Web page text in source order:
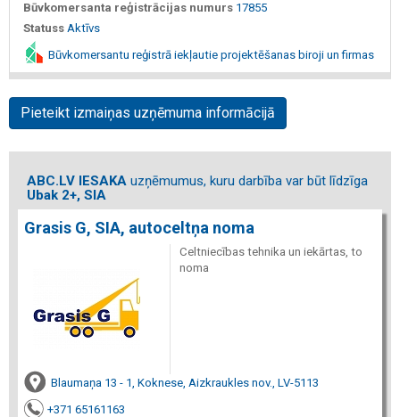
Būvkomersanta reģistrācijas numurs 17855
Statuss Aktīvs
Būvkomersantu reģistrā iekļautie projektēšanas biroji un firmas
Pieteikt izmaiņas uzņēmuma informācijā
ABC.LV IESAKA uzņēmumus, kuru darbība var būt līdzīga
Ubak 2+, SIA
Grasis G, SIA, autoceltņa noma
Celtniecības tehnika un iekārtas, to
noma
Blaumaņa 13 - 1, Koknese, Aizkraukles nov., LV-5113
+371 65161163